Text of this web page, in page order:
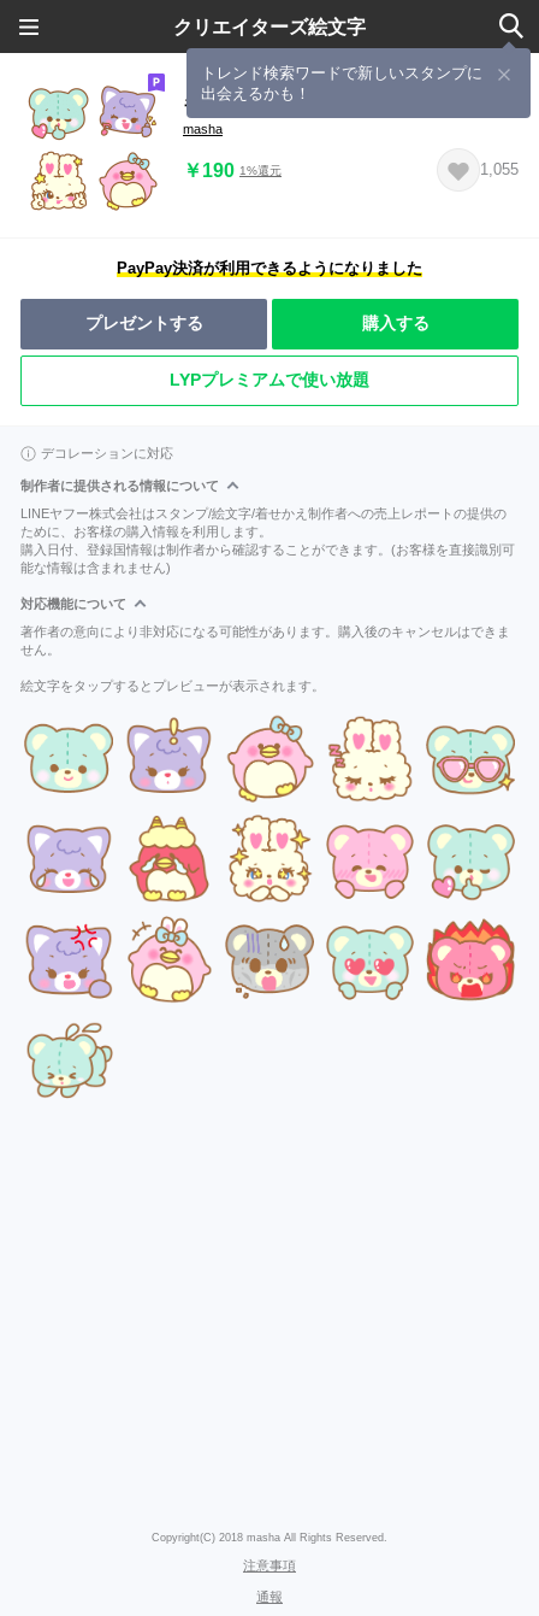
クリエイターズ絵文字
トレンド検索ワードで新しいスタンプに
出会えるかも！
キャラクターミックス
masha
￥190 1%還元 1,055
PayPay決済が利用できるようになりました
プレゼントする 購入する
LYPプレミアムで使い放題
デコレーションに対応
制作者に提供される情報について
LINEヤフー株式会社はスタンプ/絵文字/着せかえ制作者への売上レポートの提供の
ために、お客様の購入情報を利用します。
購入日付、登録国情報は制作者から確認することができます。(お客様を直接識別可
能な情報は含まれません)
対応機能について
著作者の意向により非対応になる可能性があります。購入後のキャンセルはできま
せん。
絵文字をタップするとプレビューが表示されます。
Copyright(C) 2018 masha All Rights Reserved.
注意事項
通報